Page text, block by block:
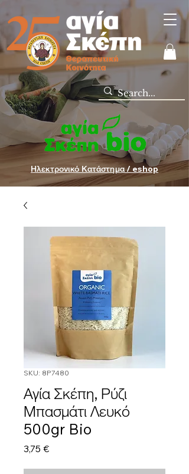
Ηλεκτρονικό Κατάστημα / eshop
SKU: 8P7480
Αγία Σκέπη, Ρύζι
Μπασμάτι Λευκό
500gr Bio
3,75 €Τιμή